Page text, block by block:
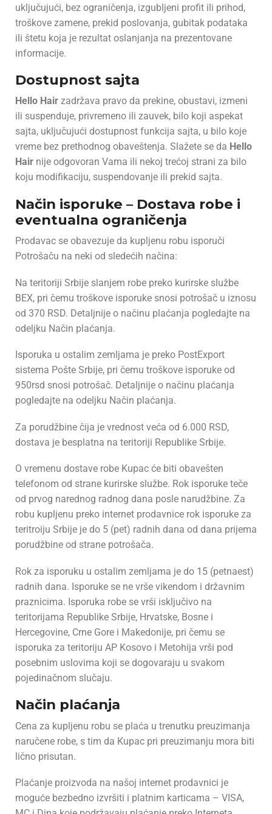
uključujući, bez ograničenja, izgubljeni profit ili prihod,
troškove zamene, prekid poslovanja, gubitak podataka
ili štetu koja je rezultat oslanjanja na prezentovane
informacije.
Dostupnost sajta
Hello Hair zadržava pravo da prekine, obustavi, izmeni
ili suspenduje, privremeno ili zauvek, bilo koji aspekat
sajta, uključujući dostupnost funkcija sajta, u bilo koje
vreme bez prethodnog obaveštenja. Slažete se da Hello
Hair nije odgovoran Vama ili nekoj trećoj strani za bilo
koju modifikaciju, suspendovanje ili prekid sajta.
Način isporuke – Dostava robe i
eventualna ograničenja
Prodavac se obavezuje da kupljenu robu isporuči
Potrošaču na neki od sledećih načina:
Na teritoriji Srbije slanjem robe preko kurirske službe
BEX, pri čemu troškove isporuke snosi potrošač u iznosu
od 370 RSD. Detaljnije o načinu plaćanja pogledajte na
odeljku Način plaćanja.
Isporuka u ostalim zemljama je preko PostExport
sistema Pošte Srbije, pri čemu troškove isporuke od
950rsd snosi potrošač. Detaljnije o načinu plaćanja
pogledajte na odeljku Način plaćanja.
Za porudžbine čija je vrednost veća od 6.000 RSD,
dostava je besplatna na teritoriji Republike Srbije.
O vremenu dostave robe Kupac će biti obavešten
telefonom od strane kurirske službe. Rok isporuke teče
od prvog narednog radnog dana posle narudžbine. Za
robu kupljenu preko internet prodavnice rok isporuke za
teritroiju Srbije je do 5 (pet) radnih dana od dana prijema
porudžbine od strane potrošača.
Rok za isporuku u ostalim zemljama je do 15 (petnaest)
radnih dana. Isporuke se ne vrše vikendom i državnim
praznicima. Isporuka robe se vrši isključivo na
teritorijama Republike Srbije, Hrvatske, Bosne i
Hercegovine, Crne Gore i Makedonije, pri čemu se
isporuka za teritoriju AP Kosovo i Metohija vrši pod
posebnim uslovima koji se dogovaraju u svakom
pojedinačnom slučaju.
Način plaćanja
Cena za kupljenu robu se plaća u trenutku preuzimanja
naručene robe, s tim da Kupac pri preuzimanju mora biti
lično prisutan.
Plaćanje proizvoda na našoj internet prodavnici je
moguće bezbedno izvršiti i platnim karticama – VISA,